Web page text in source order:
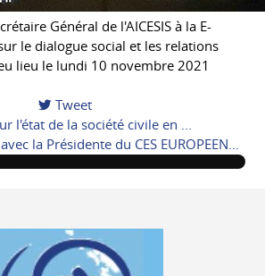
Général de l'AICESIS à la E-
le dialogue social et les relations
lieu le lundi 10 novembre 2021
Tweet
pinterest
l'état de la société civile en ...
la Présidente du CES EUROPEEN...